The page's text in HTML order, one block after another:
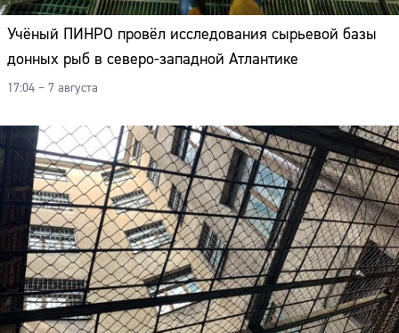
Учёный ПИНРО провёл исследования сырьевой базы
донных рыб в северо-западной Атлантике
17:04 – 7 августа
Адрес:
Телефон: